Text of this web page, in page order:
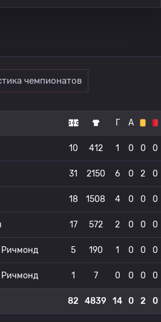
чемпионатов
Г А
10 412 1 0 0 0
31 2150 6 0 2 0
18 1508 4 0 0 0
17 572 2 0 0 0
Ричмонд 5 190 1 0 0 0
Ричмонд 1 7 0 0 0 0
82 4839 14 0 2 0